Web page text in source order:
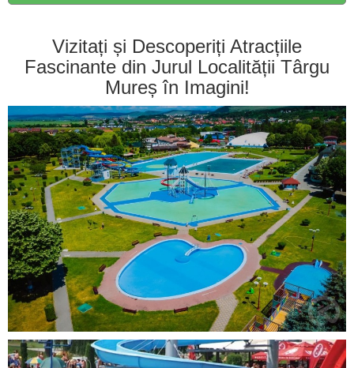
Vizitați și Descoperiți Atracțiile
Fascinante din Jurul Localității Târgu
Mureș în Imagini!